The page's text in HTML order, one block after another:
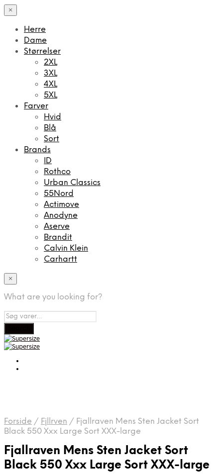
×
Herre
Dame
Størrelser
2XL
3XL
4XL
5XL
Farver
Hvid
Blå
Sort
Brands
ID
Rothco
Urban Classics
55Nord
Actimove
Anodyne
Aserve
Brandit
Calvin Klein
Carhartt
×
What are you looking for?
Forside / Fjllrven / Fjallraven Mens Sten Jacket Sort
Black 550 Xxx Large Sort XXX-large
Fjallraven Mens Sten Jacket Sort
Black 550 Xxx Large Sort XXX-large